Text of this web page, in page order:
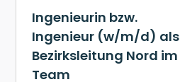
Ingenieurin bzw.
Ingenieur (w/m/d) als
Bezirksleitung Nord im
Team